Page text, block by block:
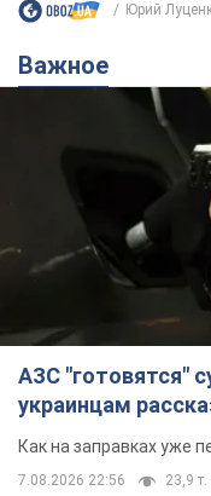
Юрий
Важное
АЗС "готовятся"
украинцам
Как на заправках уже
7.08.2026 22:56 23,9 т.